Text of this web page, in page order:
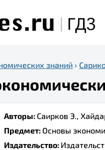
знаний ›
Авторы: Саирков Э.,
Предмет: Основы
Издательство: